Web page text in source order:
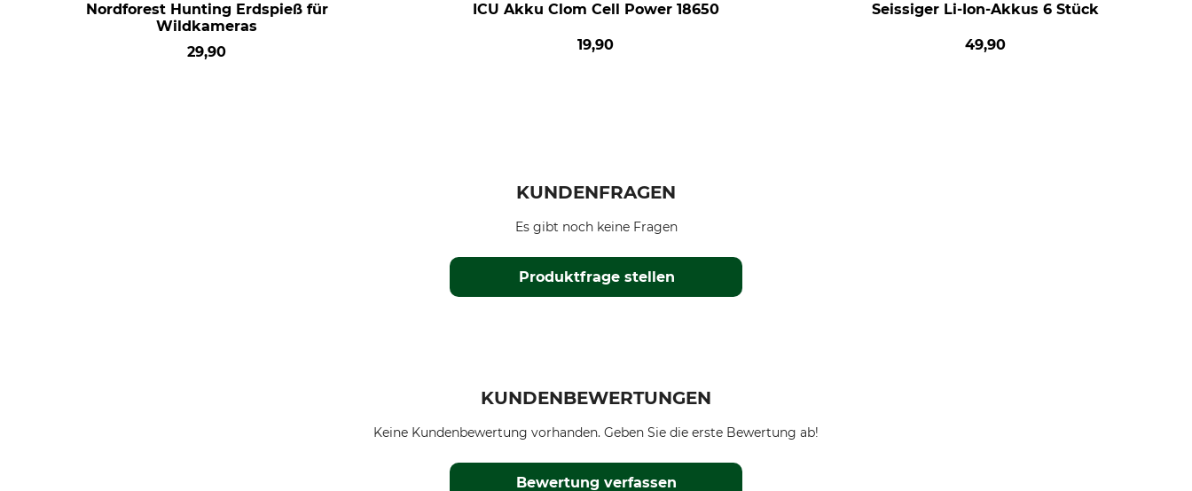
Nordforest Hunting Erdspieß für
Wildkameras
29,90
ICU Akku Clom Cell Power 18650
19,90
Seissiger Li-Ion-Akkus 6 Stück
49,90
KUNDENFRAGEN
Produktfrage stellen
Es gibt noch keine Fragen
KUNDENBEWERTUNGEN
Keine Kundenbewertung vorhanden. Geben Sie die erste Bewertung ab!
Bewertung verfassen